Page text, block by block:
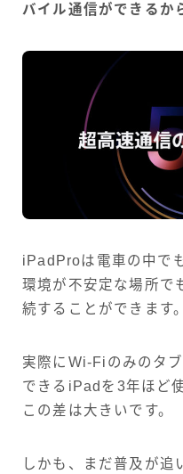
バイル通信ができるか
iPadProは電車の中で
環境が不安定な場所で
続することができます。
実際にWi-Fiのみのタ
できるiPadを3年ほど
この差は大きいです。
しかも、まだ普及が追